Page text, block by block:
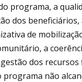
programa, a
dos beneficiários,
de
a
dos recursos
programa não